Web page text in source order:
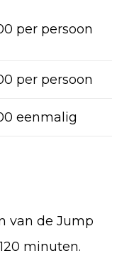
per persoon
per persoon
eenmalig
van de Jump
minuten.